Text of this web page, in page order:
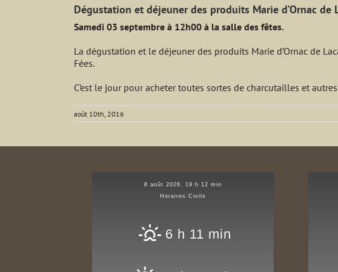
Dégustation et déjeuner des produits Marie d’Ornac de
Samedi 03 septembre à 12h00 à la salle des fêtes.
La dégustation et le déjeuner des produits Marie d’Ornac de
Fées.
C’est le jour pour acheter toutes sortes de charcutailles et
août 10th, 2016
8 août 2026, 19 h 12 min
Horaires Civils
6 h 11 min